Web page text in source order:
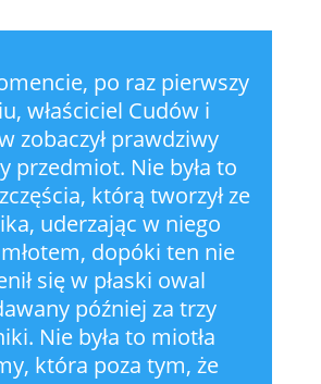
po raz pierwszy
właściciel Cudów i
zobaczył prawdziwy
przedmiot. Nie była to
którą tworzył ze
uderzając w niego
dopóki ten nie
się w płaski owal
później za trzy
Nie była to miotła
która poza tym, że